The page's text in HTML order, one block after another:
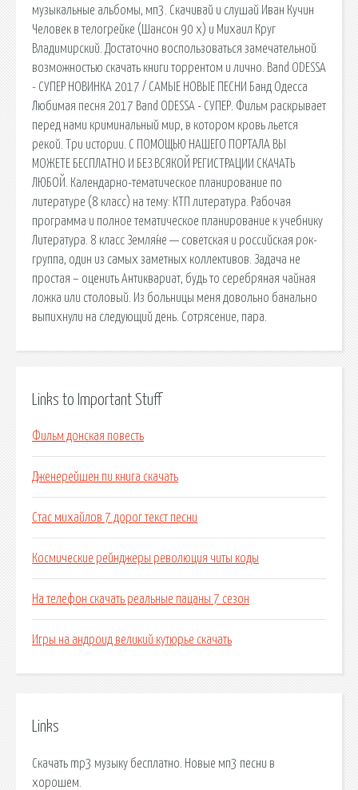
музыкальные альбомы, мп3. Скачивай и слушай Иван Кучин
Человек в телогрейке (Шансон 90 х) и Михаил Круг
Владимирский. Достаточно воспользоваться замечательной
возможностью скачать книги торрентом и лично. Band ODESSA
- СУПЕР НОВИНКА 2017 / САМЫЕ НОВЫЕ ПЕСНИ Банд Одесса
Любимая песня 2017 Band ODESSA - СУПЕР. Фильм раскрывает
перед нами криминальный мир, в котором кровь льется
рекой. Три истории. С ПОМОЩЬЮ НАШЕГО ПОРТАЛА ВЫ
МОЖЕТЕ БЕСПЛАТНО И БЕЗ ВСЯКОЙ РЕГИСТРАЦИИ СКАЧАТЬ
ЛЮБОЙ. Календарно-тематическое планирование по
литературе (8 класс) на тему: КТП литература. Рабочая
программа и полное тематическое планирование к учебнику
Литература. 8 класс Земля́не — советская и российская рок-
группа, один из самых заметных коллективов. Задача не
простая – оценить Антиквариат, будь то серебряная чайная
ложка или столовый. Из больницы меня довольно банально
выпихнули на следующий день. Сотрясение, пара.
Links to Important Stuff
Фильм донская повесть
Дженерейшен пи книга скачать
Стас михайлов 7 дорог текст песни
Космические рейнджеры революция читы коды
На телефон скачать реальные пацаны 7 сезон
Игры на андроид великий кутюрье скачать
Links
Скачать mp3 музыку бесплатно. Новые мп3 песни в
хорошем.